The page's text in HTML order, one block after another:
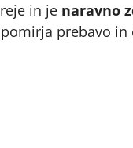
in je naravno
prebavo in